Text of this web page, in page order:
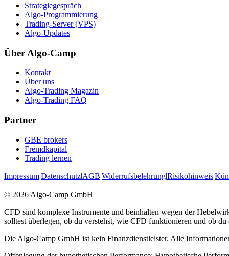
Strategiegespräch
Algo-Programmierung
Trading-Server (VPS)
Algo-Updates
Über Algo-Camp
Kontakt
Über uns
Algo-Trading Magazin
Algo-Trading FAQ
Partner
GBE brokers
Fremdkapital
Trading lernen
Impressum|Datenschutz|AGB|Widerrufsbelehrung|Risikohinweis|
© 2026 Algo-Camp GmbH
CFD sind komplexe Instrumente und beinhalten wegen der
solltest überlegen, ob du verstehst, wie CFD funktionieren und ob
Die Algo-Camp GmbH ist kein Finanzdienstleister. Alle